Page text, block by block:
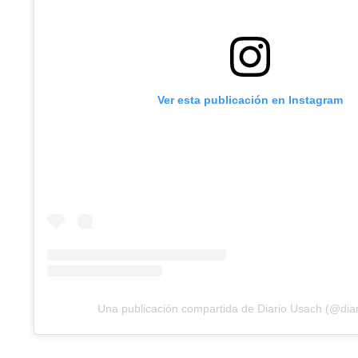
Ver esta publicación en Instagram
Una publicación compartida de Diario Usach